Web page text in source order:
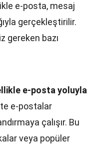
e-posta, mesaj
gerçekleştirilir.
gereken bazı
e-posta yoluyla
e-postalar
çalışır. Bu
veya popüler